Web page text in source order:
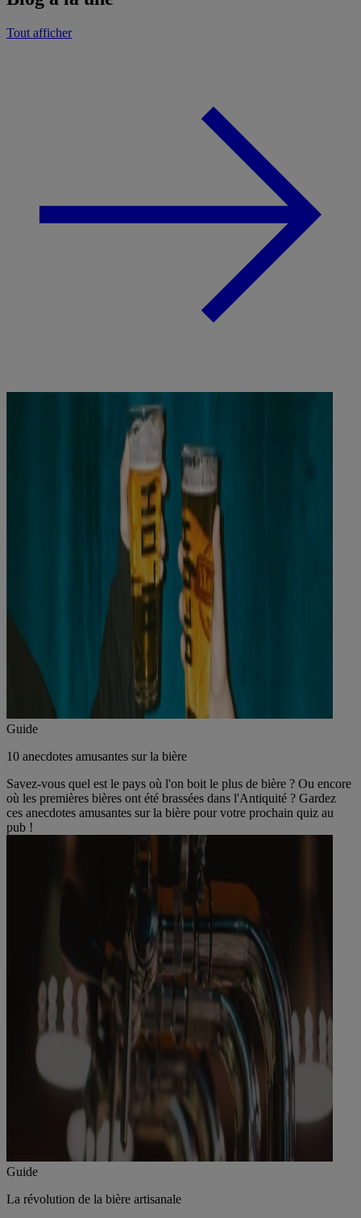
Tout afficher
Guide
10 anecdotes amusantes sur la bière
Savez-vous quel est le pays où l'on boit le plus de bière ? Ou encore
où les premières bières ont été brassées dans l'Antiquité ? Gardez
ces anecdotes amusantes sur la bière pour votre prochain quiz au
pub !
Guide
La révolution de la bière artisanale